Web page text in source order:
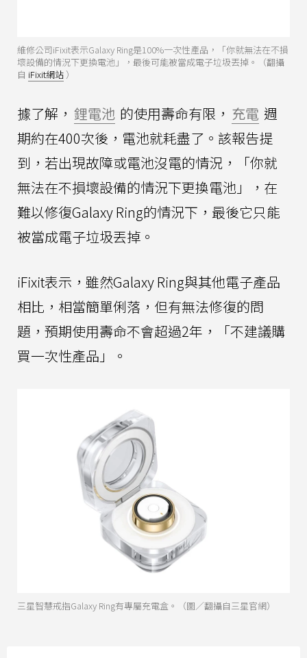
維修公司iFixit表示Galaxy Ring是100%一次性產品，「你就無法在不損
壞設備的情況下更換電池」，最後可能被當成電子垃圾丟掉。（翻攝
自 iFixit網站 ）
據了解， 鋰電池 的使用壽命有限， 充電 週
期約在400次後，電池就耗盡了。該報告提
到，若出現故障或電池沒電的情況，「你就
無法在不損壞設備的情況下更換電池」，在
難以修復Galaxy Ring的情況下，最後它只能
被當成電子垃圾丟掉。
iFixit表示，雖然Galaxy Ring與其他電子產品
相比，相當簡單俐落，但有無法修復的問
題，預期使用壽命不會超過2年，「不建議購
買一次性產品」。
三星智慧戒指Galaxy Ring有專屬充電盒。（圖／翻攝自三星官網）